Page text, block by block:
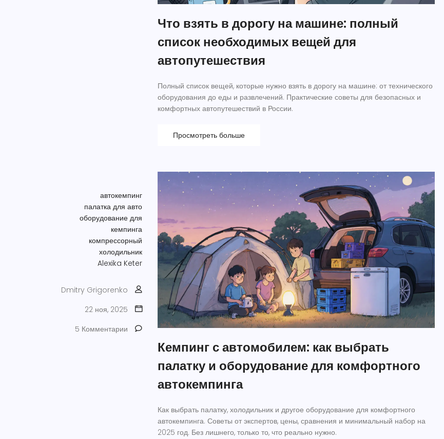
Что взять в дорогу на машине: полный
список необходимых вещей для
автопутешествия
Полный список вещей, которые нужно взять в дорогу на машине: от технического
оборудования до еды и развлечений. Практические советы для безопасных и
комфортных автопутешествий в России.
Просмотреть больше
автокемпинг
палатка для авто
оборудование для
кемпинга
компрессорный
холодильник
Alexika Keter
Dmitry Grigorenko
22 ноя, 2025
5 Комментарии
Кемпинг с автомобилем: как выбрать
палатку и оборудование для комфортного
автокемпинга
Как выбрать палатку, холодильник и другое оборудование для комфортного
автокемпинга. Советы от экспертов, цены, сравнения и минимальный набор на
2025 год. Без лишнего, только то, что реально нужно.